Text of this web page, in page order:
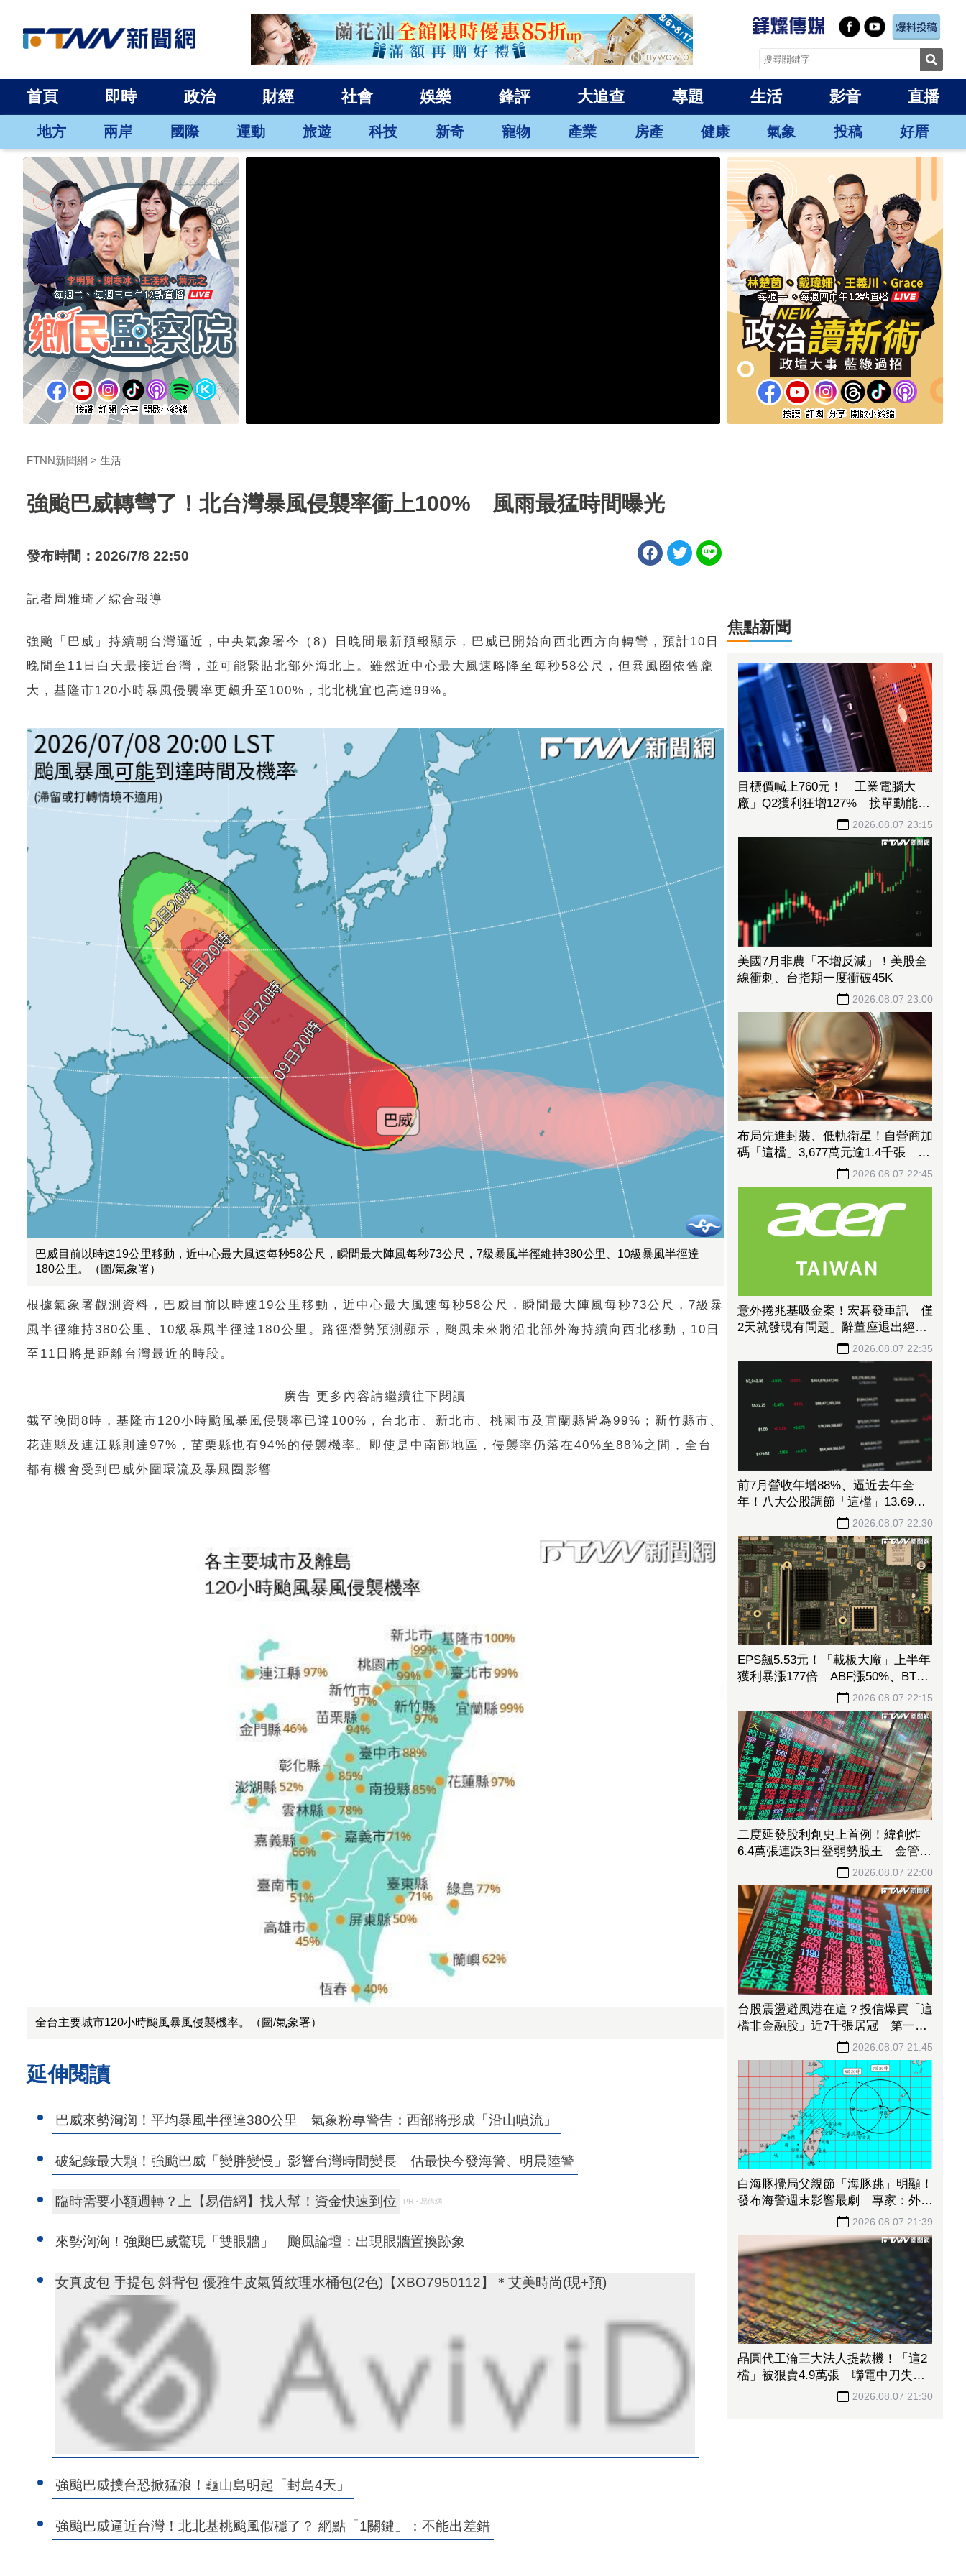
首頁 即時 政治 財經 社會 娛樂 鋒評 大追查 專題 生活 影音 直播
地方 兩岸 國際 運動 旅遊 科技 新奇 寵物 產業 房產 健康 氣象 投稿 好厝
FTNN新聞網 生活
強颱巴威轉彎了！北台灣暴風侵襲率衝上100% 風雨最猛時間曝光
發布時間：2026/7/8 22:50
記者周雅琦／綜合報導
強颱「巴威」持續朝台灣逼近，中央氣象署今（8）日晚間最新預報顯示，巴威已開始向西北西方向轉彎，預計10日
晚間至11日白天最接近台灣，並可能緊貼北部外海北上。雖然近中心最大風速略降至每秒58公尺，但暴風圈依舊龐
大，基隆市120小時暴風侵襲率更飆升至100%，北北桃宜也高達99%。
巴威目前以時速19公里移動，近中心最大風速每秒58公尺，瞬間最大陣風每秒73公尺，7級暴風半徑維持380公里、10級暴風半徑達
180公里。（圖/氣象署）
根據氣象署觀測資料，巴威目前以時速19公里移動，近中心最大風速每秒58公尺，瞬間最大陣風每秒73公尺，7級暴
風半徑維持380公里、10級暴風半徑達180公里。路徑潛勢預測顯示，颱風未來將沿北部外海持續向西北移動，10日
至11日將是距離台灣最近的時段。
廣告 更多內容請繼續往下閱讀
截至晚間8時，基隆市120小時颱風暴風侵襲率已達100%，台北市、新北市、桃園市及宜蘭縣皆為99%；新竹縣市、
花蓮縣及連江縣則達97%，苗栗縣也有94%的侵襲機率。即使是中南部地區，侵襲率仍落在40%至88%之間，全台
都有機會受到巴威外圍環流及暴風圈影響
全台主要城市120小時颱風暴風侵襲機率。（圖/氣象署）
延伸閱讀
巴威來勢洶洶！平均暴風半徑達380公里 氣象粉專警告：西部將形成「沿山噴流」
破紀錄最大顆！強颱巴威「變胖變慢」影響台灣時間變長 估最快今發海警、明晨陸警
臨時需要小額週轉？上【易借網】找人幫！資金快速到位 PR・易借網
來勢洶洶！強颱巴威驚現「雙眼牆」 颱風論壇：出現眼牆置換跡象
女真皮包 手提包 斜背包 優雅牛皮氣質紋理水桶包(2色)【XBO7950112】＊艾美時尚(現+預)
強颱巴威撲台恐掀猛浪！龜山島明起「封島4天」
強颱巴威逼近台灣！北北基桃颱風假穩了？ 網點「1關鍵」：不能出差錯
焦點新聞
目標價喊上760元！「工業電腦大
廠」Q2獲利狂增127% 接單動能強
2026.08.07 23:15
美國7月非農「不增反減」！美股全
線衝刺、台指期一度衝破45K
2026.08.07 23:00
布局先進封裝、低軌衛星！自營商加
碼「這檔」3,677萬元逾1.4千張 加
2026.08.07 22:45
意外捲兆基吸金案！宏碁發重訊「僅
2天就發現有問題」辭董座退出經
營：內部存在管理缺失2026.08.07 22:35
前7月營收年增88%、逼近去年全
年！八大公股調節「這檔」13.69億
2026.08.07 22:30
EPS飆5.53元！「載板大廠」上半年
獲利暴漲177倍 ABF漲50%、BT漲
2026.08.07 22:15
二度延發股利創史上首例！緯創炸
6.4萬張連跌3日登弱勢股王 金管會
要求集保、證交所了解2026.08.07 22:00
台股震盪避風港在這？投信爆買「這
檔非金融股」近7千張居冠 第一金
2026.08.07 21:45
白海豚攪局父親節「海豚跳」明顯！
發布海警週末影響最劇 專家：外圍
2026.08.07 21:39
晶圓代工淪三大法人提款機！「這2
檔」被狠賣4.9萬張 聯電中刀失血
2026.08.07 21:30